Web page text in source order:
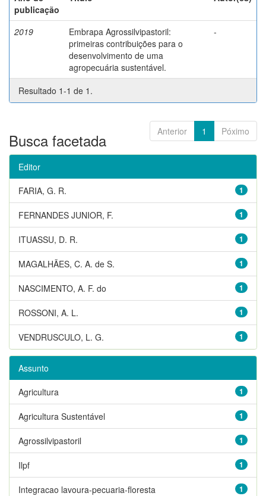
publicação
2019
Embrapa Agrossilvipastoril:
primeiras contribuições para o
desenvolvimento de uma
agropecuária sustentável.
-
Resultado 1-1 de 1.
Anterior 1 Póximo
Busca facetada
Editor
1
FARIA, G. R.
1
FERNANDES JUNIOR, F.
1
ITUASSU, D. R.
1
MAGALHÃES, C. A. de S.
1
NASCIMENTO, A. F. do
1
ROSSONI, A. L.
1
VENDRUSCULO, L. G.
Assunto
1
Agricultura
1
Agricultura Sustentável
1
Agrossilvipastoril
1
Ilpf
1
Integracao lavoura-pecuaria-floresta